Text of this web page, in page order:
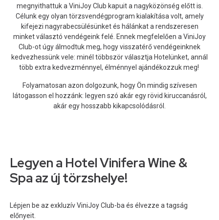
megnyithattuk a ViniJoy Club kapuit a nagyközönség előtt is.
Célunk egy olyan törzsvendégprogram kialakítása volt, amely
kifejezi nagyrabecsülésünket és hálánkat a rendszeresen
minket választó vendégeink felé. Ennek megfelelően a ViniJoy
Club-ot úgy álmodtuk meg, hogy visszatérő vendégeinknek
kedvezhessünk vele: minél többször választja Hotelünket, annál
több extra kedvezménnyel, élménnyel ajándékozzuk meg!
Folyamatosan azon dolgozunk, hogy Ön mindig szívesen
látogasson el hozzánk: legyen szó akár egy rövid kiruccanásról,
akár egy hosszabb kikapcsolódásról.
Legyen a Hotel Vinifera Wine &
Spa az új törzshelye!
Lépjen be az exkluzív ViniJoy Club-ba és élvezze a tagság
előnyeit.